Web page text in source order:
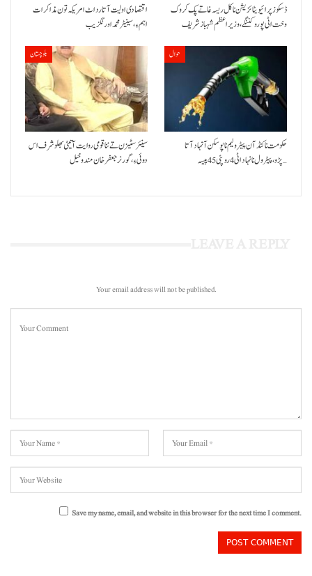
اقتصادی اولیت آتا رد اٹ امریکہ تون مذاکرات
اہم ءِ،سینیٹر محمد اورنگزیب
ڈسکوز پرائیویٹائزیشن نا کل ریسہ غاتے پک کروک
وخت اٹی پورو کننگے ،وزیراعظم شہباز شریف
بلوچستان
سینئر سٹیزن تے ننا قومی روایت آتیٹی بھلو شرف اس
دوئی ءِ،گورنر جعفرخان مندوخیل
حوال
حکومت نا کنڈ آن پیٹرولیم نا پوسکن آ نہاد آتا
پڑو،پیٹرول نا نہاد اٹی 4 روپئی 45 پیسہ…
Your email address will not be published.
Save my name, email, and website in this browser for the next time I comment.